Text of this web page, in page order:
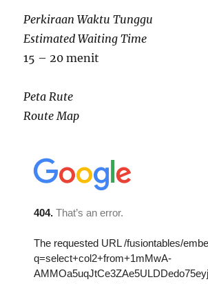
Perkiraan Waktu Tunggu
Estimated Waiting Time
15 – 20 menit
Peta Rute
Route Map